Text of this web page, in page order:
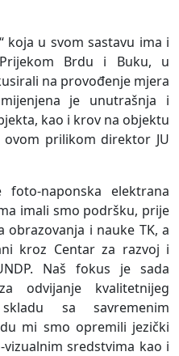
koja u svom sastavu ima i
Brdu i Buku, u
na provođenje mjera
je unutrašnja i
kao i krov na objektu
prilikom direktor JU
naponska elektrana
imali smo podršku, prije
obrazovanja i nauke TK, a
kroz Centar za razvoj i
Naš fokus je sada
odvijanje kvalitetnijeg
sa savremenim
mi smo opremili jezički
sredstvima kao i